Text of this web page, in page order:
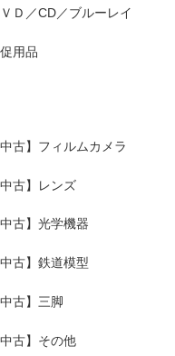
ＶＤ／CD／ブルーレイ
用品
中古】フィルムカメラ
中古】レンズ
中古】光学機器
中古】鉄道模型
中古】三脚
中古】その他